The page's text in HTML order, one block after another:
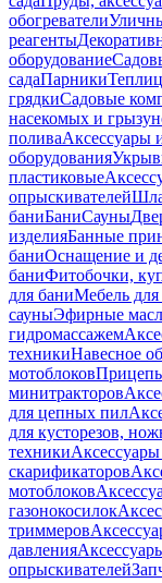
обогреватели
реагенты
оборудование
садаПарники
грядкиСадовые
насекомых и
поливаАксессуары
оборудования
пластиковые
опрыскивателей
баниБаниСауны
изделияБанные
баниОснащение и
баниФитобочки,
для баниМебель
сауныЭфирные
гидромассажем
техникиНавесное
мотоблоков
минитракторов
для цепных пил
для кусторезов,
техникиАксессуары
скарификаторов
мотоблоков
газонокосилок
триммеров
давления
опрыскивателей